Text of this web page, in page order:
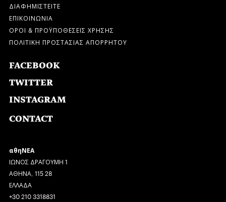
ΔΙΑΦΗΜΙΣΤΕΙΤΕ
ΕΠΙΚΟΙΝΩΝΙΑ
ΟΡΟΙ & ΠΡΟΫΠΟΘΕΣΕΙΣ ΧΡΗΣΗΣ
ΠΟΛΙΤΙΚΗ ΠΡΟΣΤΑΣΙΑΣ ΑΠΟΡΡΗΤΟΥ
FACEBOOK
TWITTER
INSTAGRAM
CONTACT
αθηΝΕΑ
ΙΩΝΟΣ ΔΡΑΓΟΥΜΗ 1
ΑΘΗΝΑ, 115 28
ΕΛΛΑΔΑ
+30 210 3318831